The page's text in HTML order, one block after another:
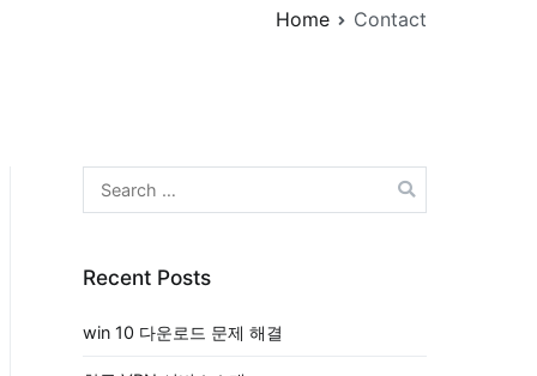
Home Contact
Search
for:
Recent Posts
win 10 다운로드 문제 해결